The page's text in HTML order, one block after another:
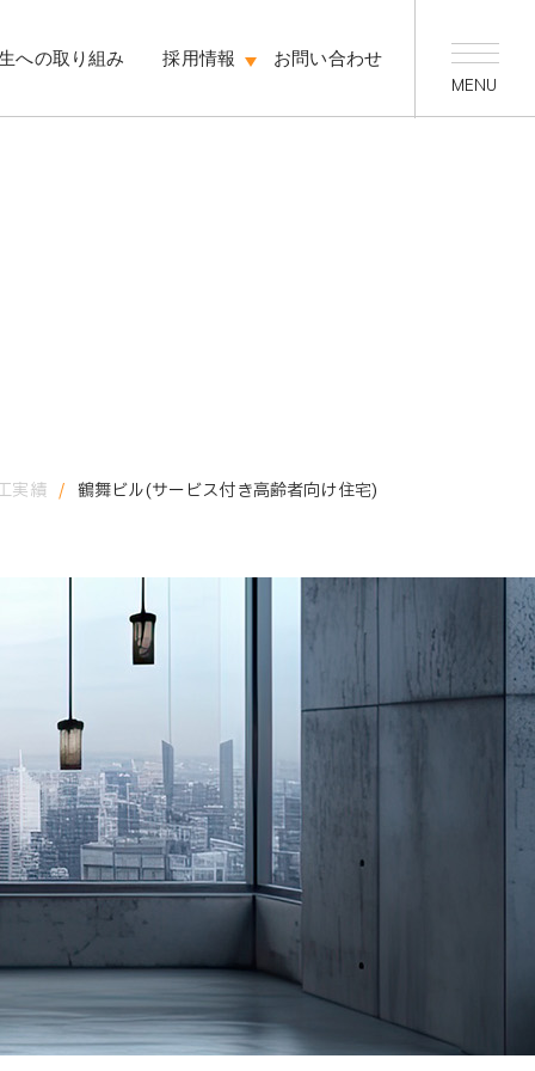
への取り組み 採用情報 お問い合わせ
実績 / 鶴舞ビル(サービス付き高齢者向け住宅)